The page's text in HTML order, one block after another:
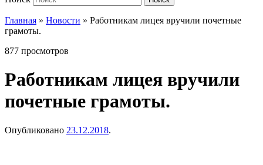
Главная » Новости » Работникам лицея вручили почетные
грамоты.
877 просмотров
Работникам лицея вручили
почетные грамоты.
Опубликовано 23.12.2018.